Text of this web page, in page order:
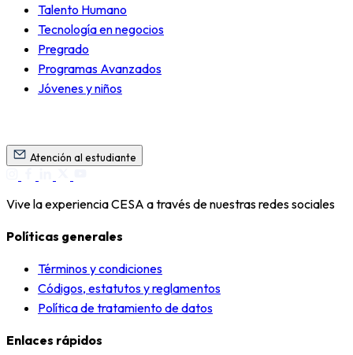
Talento Humano
Tecnología en negocios
Pregrado
Programas Avanzados
Jóvenes y niños
Atención al estudiante
Vive la experiencia CESA a través de nuestras redes sociales
Políticas generales
Términos y condiciones
Códigos, estatutos y reglamentos
Política de tratamiento de datos
Enlaces rápidos